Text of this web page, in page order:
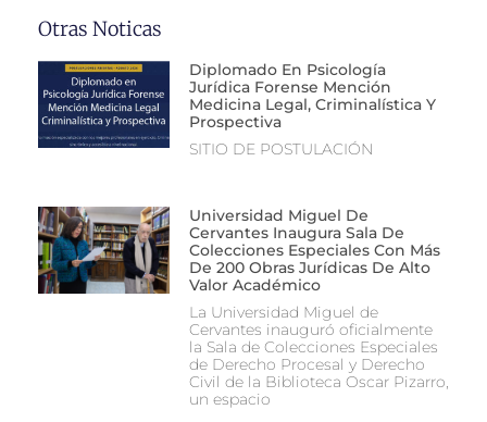
Otras Noticas
Diplomado En Psicología
Jurídica Forense Mención
Medicina Legal, Criminalística Y
Prospectiva
SITIO DE POSTULACIÓN
Universidad Miguel De
Cervantes Inaugura Sala De
Colecciones Especiales Con Más
De 200 Obras Jurídicas De Alto
Valor Académico
La Universidad Miguel de
Cervantes inauguró oficialmente
la Sala de Colecciones Especiales
de Derecho Procesal y Derecho
Civil de la Biblioteca Oscar Pizarro,
un espacio